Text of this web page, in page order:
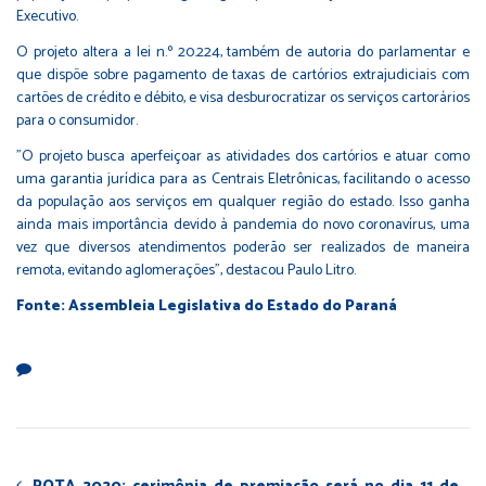
Executivo.
O projeto altera a lei n.º 20.224, também de autoria do parlamentar e
que dispõe sobre pagamento de taxas de cartórios extrajudiciais com
cartões de crédito e débito, e visa desburocratizar os serviços cartorários
para o consumidor.
"O projeto busca aperfeiçoar as atividades dos cartórios e atuar como
uma garantia jurídica para as Centrais Eletrônicas, facilitando o acesso
da população aos serviços em qualquer região do estado. Isso ganha
ainda mais importância devido à pandemia do novo coronavírus, uma
vez que diversos atendimentos poderão ser realizados de maneira
remota, evitando aglomerações", destacou Paulo Litro.
Fonte: Assembleia Legislativa do Estado do Paraná